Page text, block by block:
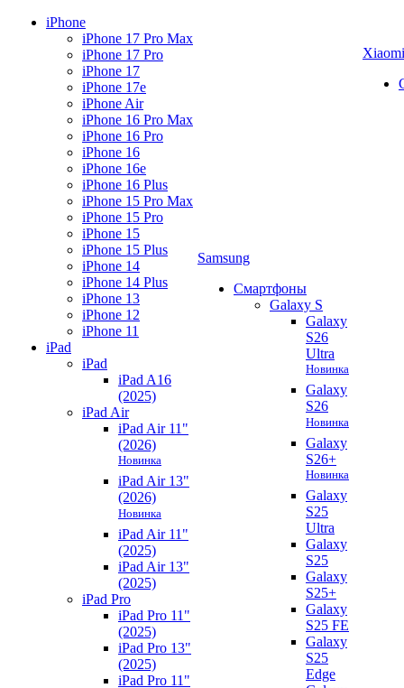
iPhone
iPhone 17 Pro Max
iPhone 17 Pro
iPhone 17
iPhone 17e
iPhone Air
iPhone 16 Pro Max
iPhone 16 Pro
iPhone 16
iPhone 16e
iPhone 16 Plus
iPhone 15 Pro Max
iPhone 15 Pro
iPhone 15
iPhone 15 Plus
iPhone 14
iPhone 14 Plus
iPhone 13
iPhone 12
iPhone 11
iPad
iPad
iPad A16
(2025)
iPad Air
iPad Air 11"
(2026)
Новинка
iPad Air 13"
(2026)
Новинка
iPad Air 11"
(2025)
iPad Air 13"
(2025)
iPad Pro
iPad Pro 11"
(2025)
iPad Pro 13"
(2025)
iPad Pro 11"
Samsung
Смартфоны
Galaxy S
Galaxy
S26
Ultra
Новинка
Galaxy
S26
Новинка
Galaxy
S26+
Новинка
Galaxy
S25
Ultra
Galaxy
S25
Galaxy
S25+
Galaxy
S25 FE
Galaxy
S25
Edge
Xiaomi